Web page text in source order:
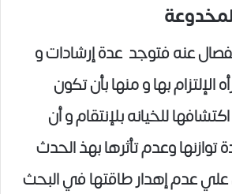
عنه فتوجد عدة إرشادات و
الإلتزام بها و منها بأن تكون
للخيانه بلإنتقام و أن
وعدم تأثرها بهذ الحدث
عدم إهدار طاقتها في البحث